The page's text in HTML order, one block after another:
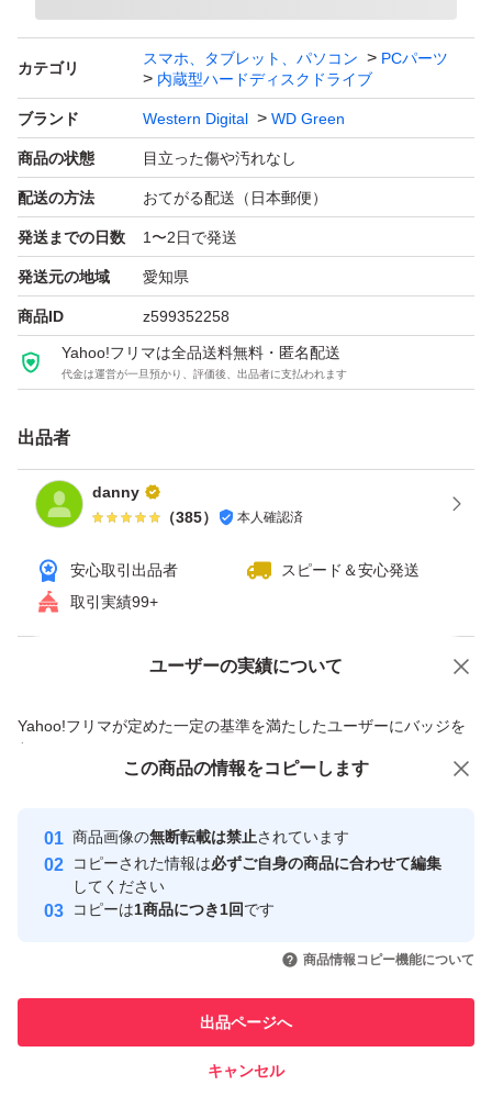
カテゴリ
スマホ、タブレット、パソコン
PCパーツ
内蔵型ハードディスクドライブ
ブランド Western Digital WD Green
商品の状態 目立った傷や汚れなし
配送の方法 おてがる配送（日本郵便）
発送までの日数 1〜2日で発送
発送元の地域 愛知県
商品ID z599352258
Yahoo!フリマは全品送料無料・匿名配送
代金は運営が一旦預かり、評価後、出品者に支払われます
出品者
danny
（385） 本人確認済
安心取引出品者
スピード＆安心発送
取引実績99+
ユーザーの実績について
Yahoo!フリマが定めた一定の基準を満たしたユーザーにバッジを
付与しています
安心取引出品者
心・安全なユーザーです
取引実績
引を完了させた実績があります
での取引実績があります
価格の相談 商品への質問
この商品の情報をコピーします
商品画像の無断転載は禁止されています
コピーされた情報は必ずご自身の商品に合わせて編集
してください
コピーは1商品につき1回です
商品情報コピー機能について
出品ページへ
キャンセル
この商品をみている人にオススメ